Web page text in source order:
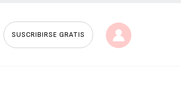
SUSCRIBIRSE GRATIS